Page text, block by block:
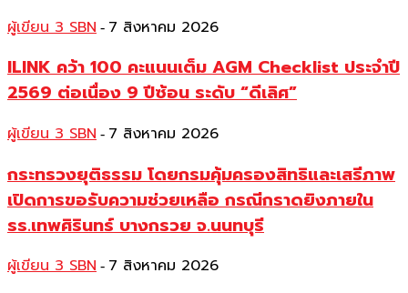
ผู้เขียน 3 SBN - 7 สิงหาคม 2026
ILINK คว้า 100 คะแนนเต็ม AGM Checklist ประจำปี
2569 ต่อเนื่อง 9 ปีซ้อน ระดับ “ดีเลิศ”
ผู้เขียน 3 SBN - 7 สิงหาคม 2026
กระทรวงยุติธรรม โดยกรมคุ้มครองสิทธิและเสรีภาพ
เปิดการขอรับความช่วยเหลือ กรณีกราดยิงภายใน
รร.เทพศิรินทร์ บางกรวย จ.นนทบุรี
ผู้เขียน 3 SBN - 7 สิงหาคม 2026